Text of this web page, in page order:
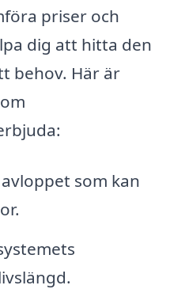
priser och
dig att hitta den
behov. Här är
som kan